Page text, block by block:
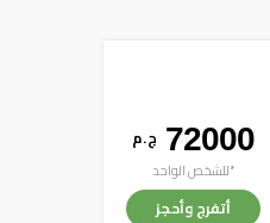
72000 ج . م
*للشخص الواحد
أتفرج وأحجز